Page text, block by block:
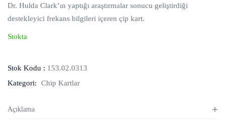
Dr. Hulda Clark’ın yaptığı araştırmalar sonucu geliştirdiği
destekleyici frekans bilgileri içeren çip kart.
Stokta
Stok Kodu : 153.02.0313
Kategori:
Chip Kartlar
Açıklama